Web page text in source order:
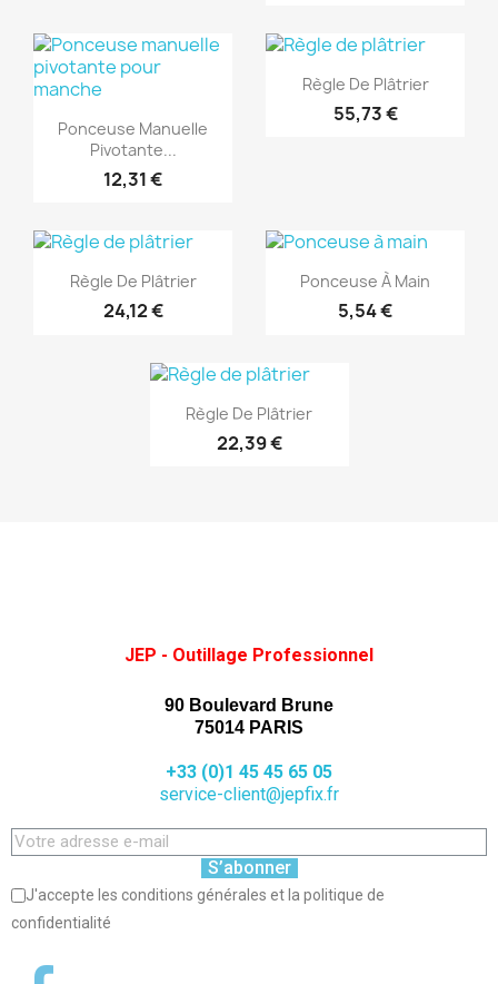
Aperçu rapide
Ponceuse Manuelle
Pivotante...
12,31 €
Aperçu rapide
Règle De Plâtrier
55,73 €
(1)
Aperçu rapide
Règle De Plâtrier
24,12 €
(1)
Aperçu rapide
Ponceuse À Main
5,54 €
(1)
Aperçu rapide
Règle De Plâtrier
22,39 €
(1)
JEP - Outillage Professionnel
90 Boulevard Brune
75014 PARIS
+33 (0)1 45 45 65 05
service-client@jepfix.fr
S’abonner
J'accepte les conditions générales et la politique de
confidentialité